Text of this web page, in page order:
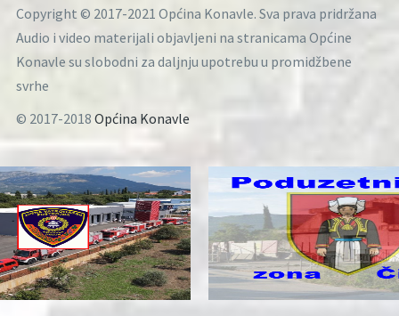
Copyright © 2017-2021 Općina Konavle. Sva prava pridržana
Audio i video materijali objavljeni na stranicama Općine
Konavle su slobodni za daljnju upotrebu u promidžbene
svrhe
© 2017-2018 Općina Konavle